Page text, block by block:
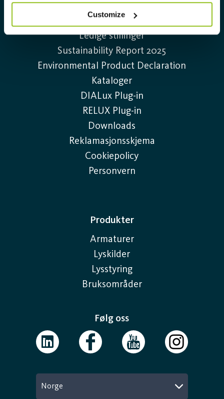
Customize
Kontakt oss
Ledige stillinger
Sustainability Report 2025
Environmental Product Declaration
Kataloger
DIALux Plug-in
RELUX Plug-in
Downloads
Reklamasjonsskjema
Cookiepolicy
Personvern
Produkter
Armaturer
Lyskilder
Lysstyring
Bruksområder
Følg oss
Norge